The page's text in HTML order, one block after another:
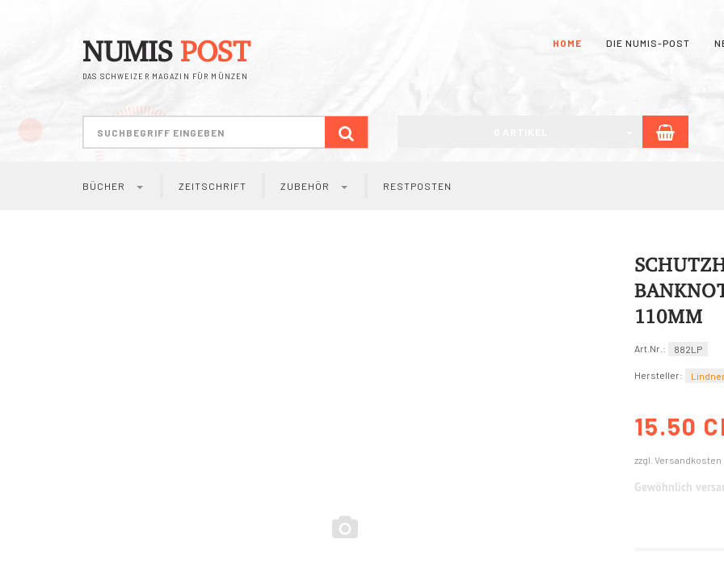
NUMIS POST
DAS SCHWEIZER MAGAZIN FÜR MÜNZEN
HOME DIE NUMIS-POST
BÜCHER ZEITSCHRIFT ZUBEHÖR RESTPOSTEN
110MM
Art.Nr.: 882LP
Hersteller:
15.50
zzgl. Versandkosten
Gewöhnlich